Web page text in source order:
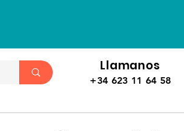
Llamanos
+34 623 11 64 58